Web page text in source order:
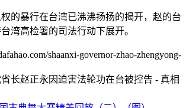
的暴行在台湾已沸沸扬扬的揭开，赵的台
湾高检署的司法行动下展开。
shaanxi-governor-zhao-zhengyong-
长赵正永因迫害法轮功在台被控告 - 真相